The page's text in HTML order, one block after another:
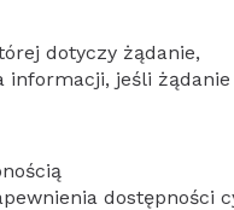
dotyczy żądanie,
informacji, jeśli